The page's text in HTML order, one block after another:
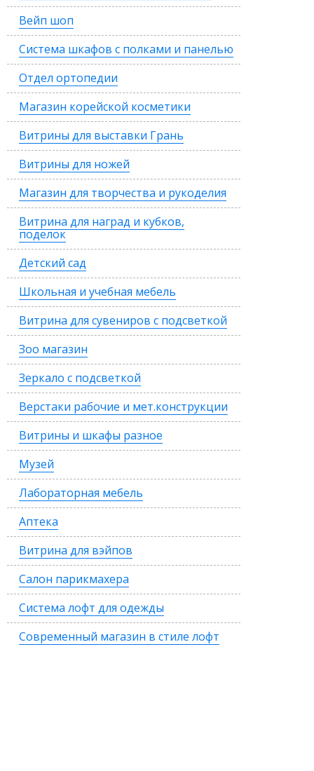
Вейп шоп
Система шкафов с полками и панелью
Отдел ортопедии
Магазин корейской косметики
Витрины для выставки Грань
Витрины для ножей
Магазин для творчества и рукоделия
Витрина для наград и кубков,
поделок
Детский сад
Школьная и учебная мебель
Витрина для сувениров с подсветкой
Зоо магазин
Зеркало с подсветкой
Верстаки рабочие и мет.конструкции
Витрины и шкафы разное
Музей
Лабораторная мебель
Аптека
Витрина для вэйпов
Салон парикмахера
Система лофт для одежды
Современный магазин в стиле лофт